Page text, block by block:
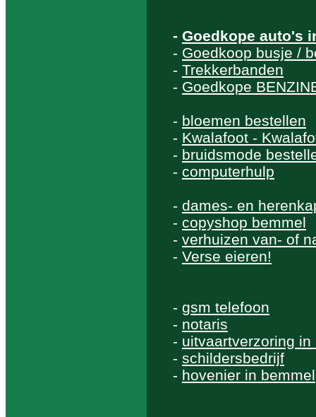
- Goedkope auto's
- Goedkoop busje /
- Trekkerbanden
- Goedkope
- bloemen bestellen
- Kwalafoot -
- bruidsmode
- computerhulp
- dames- en
- copyshop bemmel
- verhuizen van- of
- Verse eieren!
- gsm telefoon
- notaris
- uitvaartverzoring in
- schildersbedrijf
- hovenier in bemmel